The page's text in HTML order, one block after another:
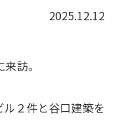
2025.12.12
訪。
２件と谷口建築を